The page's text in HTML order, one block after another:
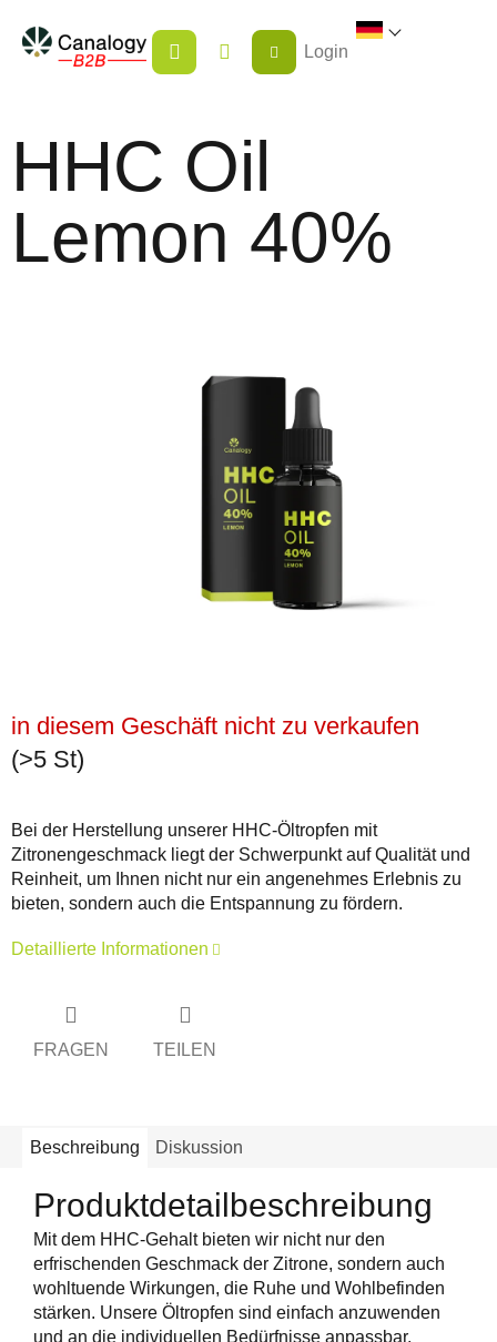
Inhalt
springen
WARENKORB
Login
HHC Oil
Lemon 40%
in diesem Geschäft nicht zu verkaufen
(>5 St)
Bei der Herstellung unserer HHC-Öltropfen mit
Zitronengeschmack liegt der Schwerpunkt auf Qualität und
Reinheit, um Ihnen nicht nur ein angenehmes Erlebnis zu
bieten, sondern auch die Entspannung zu fördern.
Detaillierte Informationen
FRAGEN TEILEN
Beschreibung Diskussion
Produktdetailbeschreibung
Mit dem HHC-Gehalt bieten wir nicht nur den
erfrischenden Geschmack der Zitrone, sondern auch
wohltuende Wirkungen, die Ruhe und Wohlbefinden
stärken. Unsere Öltropfen sind einfach anzuwenden
und an die individuellen Bedürfnisse anpassbar.